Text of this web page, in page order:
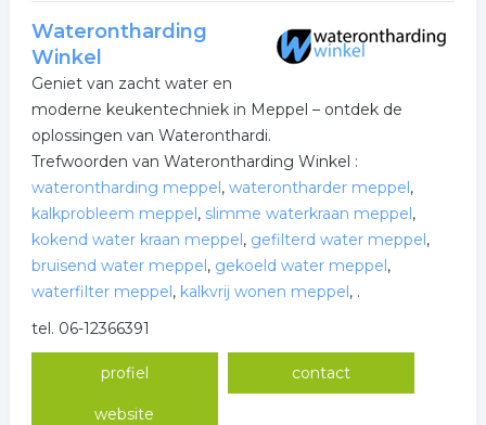
Waterontharding
Winkel
Geniet van zacht water en
moderne keukentechniek in Meppel – ontdek de
oplossingen van Wateronthardi.
Trefwoorden van Waterontharding Winkel :
waterontharding meppel, waterontharder meppel,
kalkprobleem meppel, slimme waterkraan meppel,
kokend water kraan meppel, gefilterd water meppel,
bruisend water meppel, gekoeld water meppel,
waterfilter meppel, kalkvrij wonen meppel, .
tel. 06-12366391
profiel contact
website